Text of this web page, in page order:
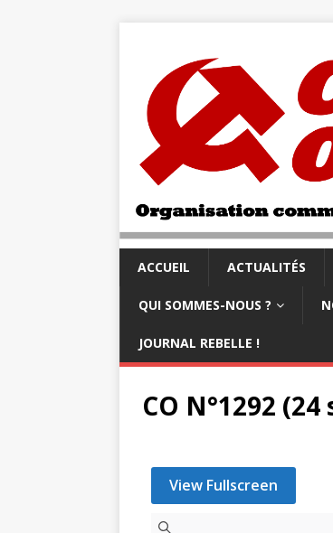
ACCUEIL ACTUALITÉS
QUI SOMMES-NOUS ?
JOURNAL REBELLE !
CO N°1292
View Fullscreen